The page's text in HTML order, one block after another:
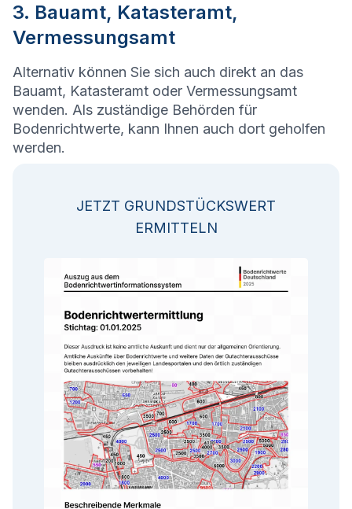
3. Bauamt, Katasteramt,
Vermessungsamt
Alternativ können Sie sich auch direkt an das
Bauamt, Katasteramt oder Vermessungsamt
wenden. Als zuständige Behörden für
Bodenrichtwerte, kann Ihnen auch dort geholfen
werden.
JETZT GRUNDSTÜCKSWERT
ERMITTELN